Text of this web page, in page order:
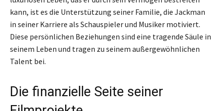
kann, ist es die Unterstützung seiner Familie, die Jackman
in seiner Karriere als Schauspieler und Musiker motiviert.
Diese persönlichen Beziehungen sind eine tragende Säule in
seinem Leben und tragen zu seinem außergewöhnlichen
Talent bei.
Die finanzielle Seite seiner